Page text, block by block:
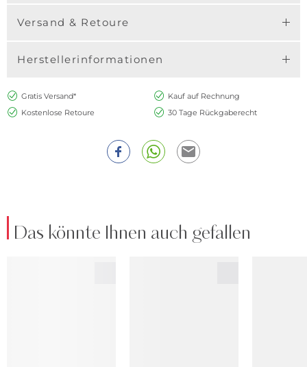
Versand & Retoure
Herstellerinformationen
Gratis Versand*
Kauf auf Rechnung
Kostenlose Retoure
30 Tage Rückgaberecht
Das könnte Ihnen auch gefallen